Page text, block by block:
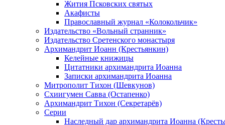
Жития Псковских святых
Акафисты
Православный журнал «Колокольчик»
Издательство «Вольный странник»
Издательство Сретенского монастыря
Архимандрит Иоанн (Крестьянкин)
Келейные книжицы
Цитатники архимандрита Иоанна
Записки архимандрита Иоанна
Митрополит Тихон (Шевкунов)
Схиигумен Савва (Остапенко)
Архимандрит Тихон (Секретарёв)
Серии
Наследный дар архимандрита Иоанна